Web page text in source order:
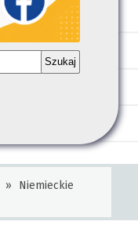
Szukaj
»
Niemieckie